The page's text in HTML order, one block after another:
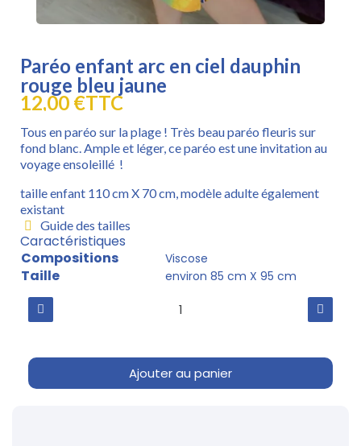
Paréo enfant arc en ciel dauphin
rouge bleu jaune
12,00 €TTC
Tous en paréo sur la plage ! Très beau paréo fleuris sur
fond blanc. Ample et léger, ce paréo est une invitation au
voyage ensoleillé !
taille enfant 110 cm X 70 cm, modèle adulte également
existant
Guide des tailles
Caractéristiques
Compositions
Viscose
Taille environ 85 cm X 95 cm
Ajouter au panier